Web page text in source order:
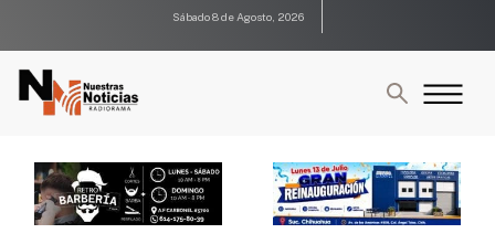
Sábado 8 de Agosto, 2026